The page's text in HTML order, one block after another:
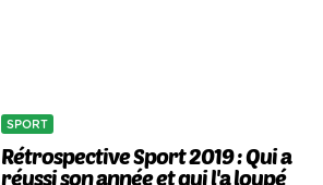
SPORT
Rétrospective Sport 2019 : Qui a
réussi son année et qui l'a loupé